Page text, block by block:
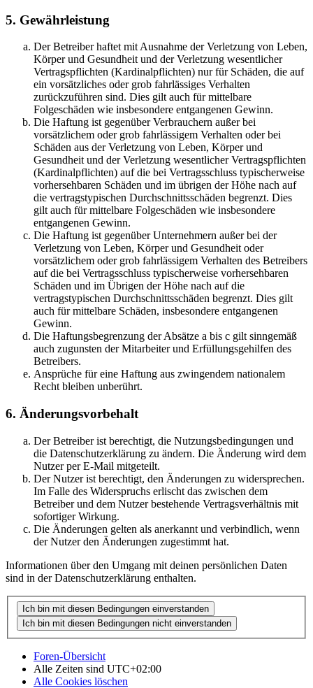
5. Gewährleistung
Der Betreiber haftet mit Ausnahme der Verletzung von Leben,
Körper und Gesundheit und der Verletzung wesentlicher
Vertragspflichten (Kardinalpflichten) nur für Schäden, die auf
ein vorsätzliches oder grob fahrlässiges Verhalten
zurückzuführen sind. Dies gilt auch für mittelbare
Folgeschäden wie insbesondere entgangenen Gewinn.
Die Haftung ist gegenüber Verbrauchern außer bei
vorsätzlichem oder grob fahrlässigem Verhalten oder bei
Schäden aus der Verletzung von Leben, Körper und
Gesundheit und der Verletzung wesentlicher Vertragspflichten
(Kardinalpflichten) auf die bei Vertragsschluss typischerweise
vorhersehbaren Schäden und im übrigen der Höhe nach auf
die vertragstypischen Durchschnittsschäden begrenzt. Dies
gilt auch für mittelbare Folgeschäden wie insbesondere
entgangenen Gewinn.
Die Haftung ist gegenüber Unternehmern außer bei der
Verletzung von Leben, Körper und Gesundheit oder
vorsätzlichem oder grob fahrlässigem Verhalten des Betreibers
auf die bei Vertragsschluss typischerweise vorhersehbaren
Schäden und im Übrigen der Höhe nach auf die
vertragstypischen Durchschnittsschäden begrenzt. Dies gilt
auch für mittelbare Schäden, insbesondere entgangenen
Gewinn.
Die Haftungsbegrenzung der Absätze a bis c gilt sinngemäß
auch zugunsten der Mitarbeiter und Erfüllungsgehilfen des
Betreibers.
Ansprüche für eine Haftung aus zwingendem nationalem
Recht bleiben unberührt.
6. Änderungsvorbehalt
Der Betreiber ist berechtigt, die Nutzungsbedingungen und
die Datenschutzerklärung zu ändern. Die Änderung wird dem
Nutzer per E-Mail mitgeteilt.
Der Nutzer ist berechtigt, den Änderungen zu widersprechen.
Im Falle des Widerspruchs erlischt das zwischen dem
Betreiber und dem Nutzer bestehende Vertragsverhältnis mit
sofortiger Wirkung.
Die Änderungen gelten als anerkannt und verbindlich, wenn
der Nutzer den Änderungen zugestimmt hat.
Informationen über den Umgang mit deinen persönlichen Daten
sind in der Datenschutzerklärung enthalten.
Foren-Übersicht
Alle Zeiten sind UTC+02:00
Alle Cookies löschen